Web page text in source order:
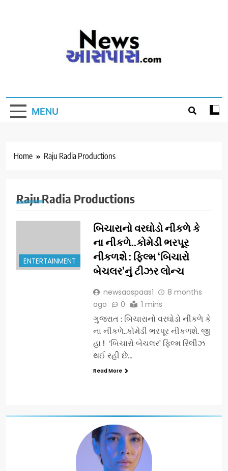
MENU
Home Raju Radia Productions
Raju Radia Productions
ENTERTAINMENT
બિચારાનો વરઘોડો નીકળે કે
ના નીકળે..કોમેડી ભરપૂર
નીકળશે : ફિલ્મ ‘બિચારો
બેચલર’નું ટીઝર લોન્ચ
newsaaspaas1
8 months
ago
0 1 mins
ગુજરાત : બિચારાનો વરઘોડો નીકળે કે
ના નીકળે..કોમેડી ભરપૂર નીકળશે. જી
હા ! ‘બિચારો બેચલર’ ફિલ્મ રિલીઝ
થઈ રહી છે…
Read More